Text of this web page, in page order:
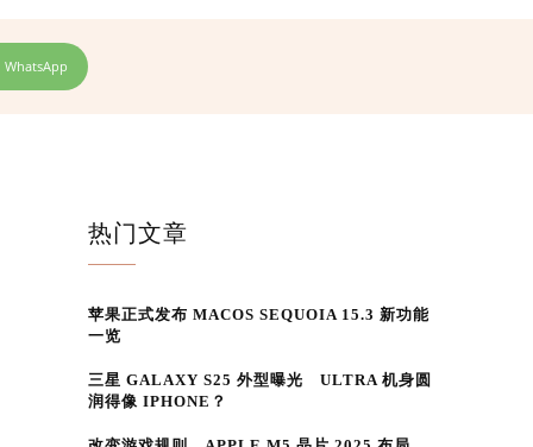
WhatsApp
热门文章
苹果正式发布 MACOS SEQUOIA 15.3 新功能
一览
三星 GALAXY S25 外型曝光 ULTRA 机身圆
润得像 IPHONE？